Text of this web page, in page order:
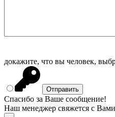
докажите, что вы человек,
Спасибо за Ваше сообщение!
Наш менеджер свяжется с